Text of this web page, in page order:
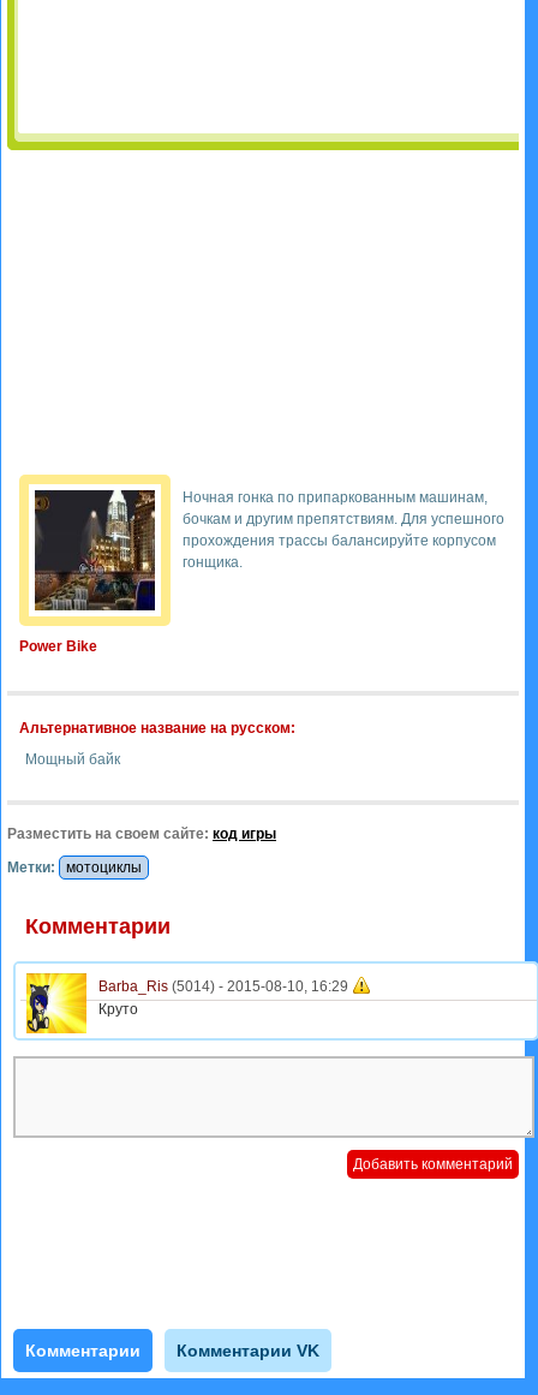
Power Bike
Ночная гонка по припаркованным машинам,
бочкам и другим препятствиям. Для успешного
прохождения трассы балансируйте корпусом
гонщика.
Альтернативное название на русском:
Мощный байк
Разместить на своем сайте: код игры
Метки:
мотоциклы
Комментарии
Barba_Ris (5014) - 2015-08-10, 16:29
Круто
Комментарии Комментарии VK